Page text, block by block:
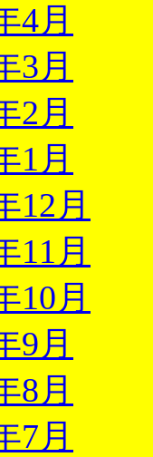
4月
3月
2月
1月
12月
11月
10月
9月
8月
7月